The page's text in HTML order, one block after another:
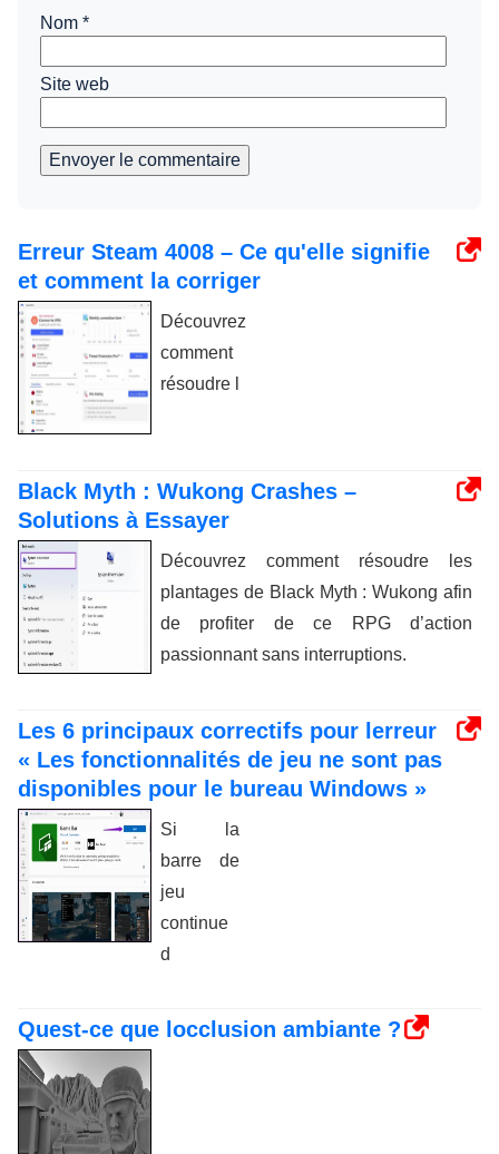
Nom *
Site web
Envoyer le commentaire
Erreur Steam 4008 – Ce qu'elle signifie
et comment la corriger
Découvrez
comment
résoudre l
Black Myth : Wukong Crashes –
Solutions à Essayer
Découvrez comment résoudre les
plantages de Black Myth : Wukong afin
de profiter de ce RPG d’action
passionnant sans interruptions.
Les 6 principaux correctifs pour lerreur
« Les fonctionnalités de jeu ne sont pas
disponibles pour le bureau Windows »
Si la
barre de
jeu
continue
d
Quest-ce que locclusion ambiante ?